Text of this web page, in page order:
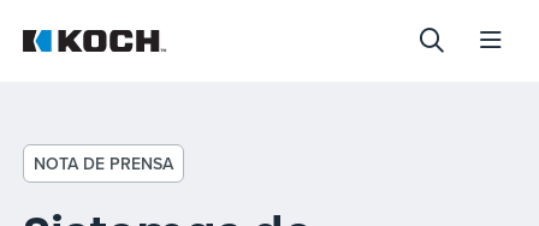
NOTA DE PRENSA